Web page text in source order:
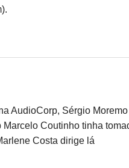
AudioCorp, Sérgio
Coutinho tinha
Costa dirige lá